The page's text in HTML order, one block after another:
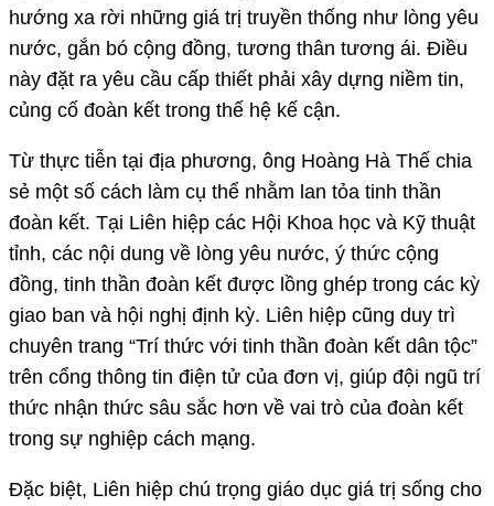
hướng xa rời những giá trị truyền thống như lòng yêu
nước, gắn bó cộng đồng, tương thân tương ái. Điều
này đặt ra yêu cầu cấp thiết phải xây dựng niềm tin,
củng cố đoàn kết trong thế hệ kế cận.
Từ thực tiễn tại địa phương, ông Hoàng Hà Thế chia
sẻ một số cách làm cụ thể nhằm lan tỏa tinh thần
đoàn kết. Tại Liên hiệp các Hội Khoa học và Kỹ thuật
tỉnh, các nội dung về lòng yêu nước, ý thức cộng
đồng, tinh thần đoàn kết được lồng ghép trong các kỳ
giao ban và hội nghị định kỳ. Liên hiệp cũng duy trì
chuyên trang “Trí thức với tinh thần đoàn kết dân tộc”
trên cổng thông tin điện tử của đơn vị, giúp đội ngũ trí
thức nhận thức sâu sắc hơn về vai trò của đoàn kết
trong sự nghiệp cách mạng.
Đặc biệt, Liên hiệp chú trọng giáo dục giá trị sống cho